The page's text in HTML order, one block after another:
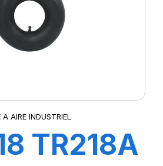
AIRE INDUSTRIEL
TR218A